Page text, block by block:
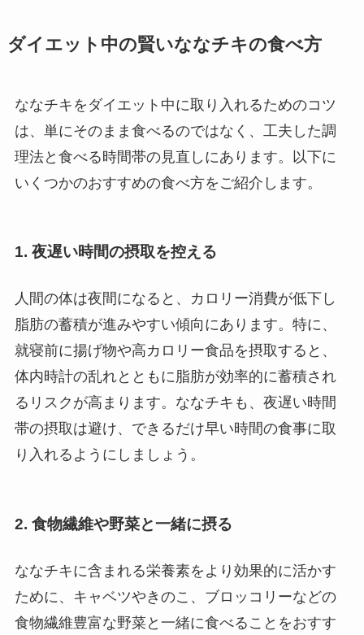
ダイエット中の賢いななチキの食べ方
ななチキをダイエット中に取り入れるためのコツ
は、単にそのまま食べるのではなく、工夫した調
理法と食べる時間帯の見直しにあります。以下に
いくつかのおすすめの食べ方をご紹介します。
1. 夜遅い時間の摂取を控える
人間の体は夜間になると、カロリー消費が低下し
脂肪の蓄積が進みやすい傾向にあります。特に、
就寝前に揚げ物や高カロリー食品を摂取すると、
体内時計の乱れとともに脂肪が効率的に蓄積され
るリスクが高まります。ななチキも、夜遅い時間
帯の摂取は避け、できるだけ早い時間の食事に取
り入れるようにしましょう。
2. 食物繊維や野菜と一緒に摂る
ななチキに含まれる栄養素をより効果的に活かす
ために、キャベツやきのこ、ブロッコリーなどの
食物繊維豊富な野菜と一緒に食べることをおすす